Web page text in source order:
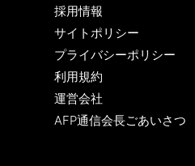
採用情報
サイトポリシー
プライバシーポリシー
利用規約
運営会社
AFP通信会長ごあいさつ